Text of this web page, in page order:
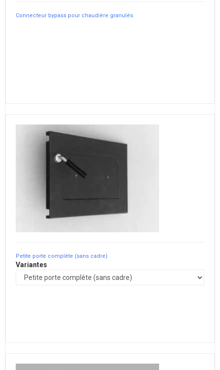
Connecteur bypass pour chaudière granulés
Petite porte complète (sans cadre)
Variantes